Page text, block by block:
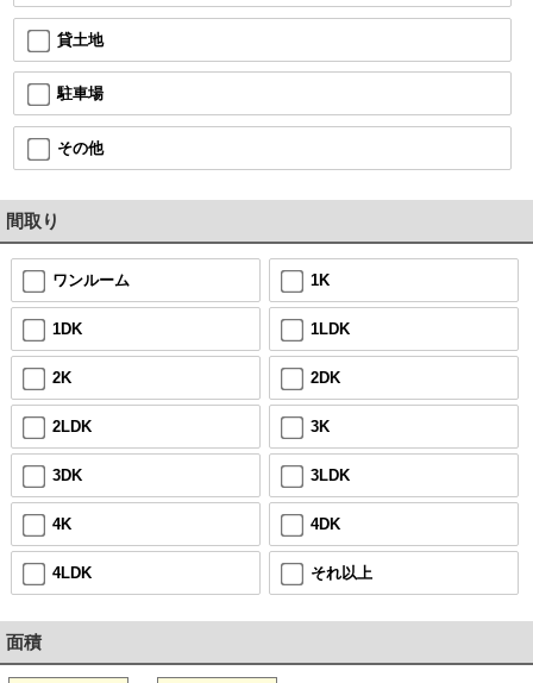
貸土地
駐車場
その他
間取り
ワンルーム 1K
1DK 1LDK
2K 2DK
2LDK 3K
3DK 3LDK
4K 4DK
4LDK それ以上
面積